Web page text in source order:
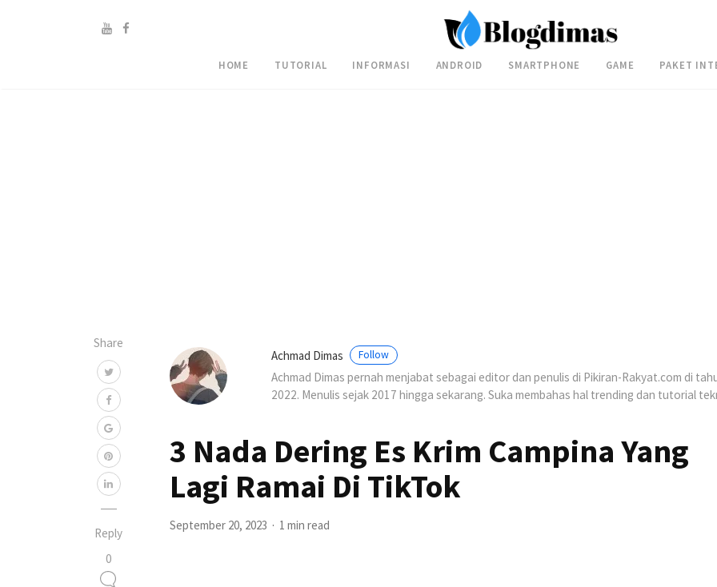
HOME TUTORIAL INFORMASI ANDROID SMARTPHONE GAME PAKET
Share
Reply
0
Achmad Dimas Follow
Achmad Dimas pernah menjabat sebagai editor dan penulis di Pikiran-Rakyat.com di
2022. Menulis sejak 2017 hingga sekarang. Suka membahas hal trending dan tutorial
3 Nada Dering Es Krim Campina Yang
Lagi Ramai Di TikTok
September 20, 2023 1 min read